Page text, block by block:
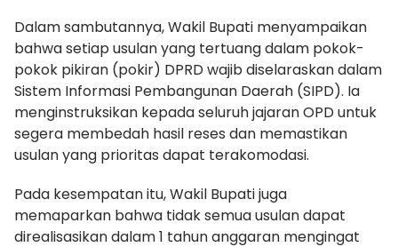
Dalam sambutannya, Wakil Bupati menyampaikan
bahwa setiap usulan yang tertuang dalam pokok-
pokok pikiran (pokir) DPRD wajib diselaraskan dalam
Sistem Informasi Pembangunan Daerah (SIPD). Ia
menginstruksikan kepada seluruh jajaran OPD untuk
segera membedah hasil reses dan memastikan
usulan yang prioritas dapat terakomodasi.
Pada kesempatan itu, Wakil Bupati juga
memaparkan bahwa tidak semua usulan dapat
direalisasikan dalam 1 tahun anggaran mengingat